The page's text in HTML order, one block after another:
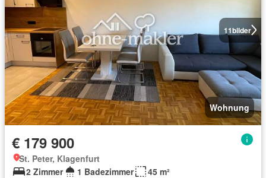
11bilder
Wohnung
€ 179 900
St. Peter, Klagenfurt
2 Zimmer
1 Badezimmer
45 m²